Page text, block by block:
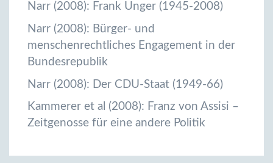
Narr (2008): Frank Unger (1945-2008)
Narr (2008): Bürger- und
menschenrechtliches Engagement in der
Bundesrepublik
Narr (2008): Der CDU-Staat (1949-66)
Kammerer et al (2008): Franz von Assisi –
Zeitgenosse für eine andere Politik